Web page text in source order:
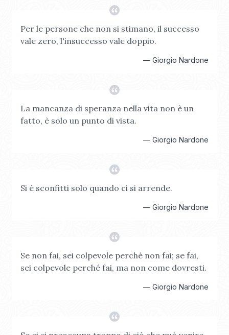
Per le persone che non si stimano, il successo
vale zero, l'insuccesso vale doppio.
— Giorgio Nardone
La mancanza di speranza nella vita non è un
fatto, è solo un punto di vista.
— Giorgio Nardone
Si è sconfitti solo quando ci si arrende.
— Giorgio Nardone
Se non fai, sei colpevole perché non fai; se fai,
sei colpevole perché fai, ma non come dovresti.
— Giorgio Nardone